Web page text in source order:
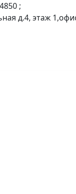
;
д.4, этаж